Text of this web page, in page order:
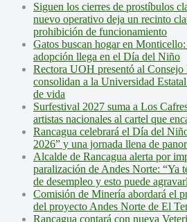
Siguen los cierres de prostíbulos
nuevo operativo deja un recinto
prohibición de funcionamiento
Gatos buscan hogar en
adopción llega en el Día del Niño
Rectora UOH presentó al Consejo
consolidan a la Universidad
de vida
Surfestival 2027 suma a Los
artistas nacionales al cartel que
Rancagua celebrará el Día del
2026” y una jornada llena de
Alcalde de Rancagua alerta por
paralización de Andes Norte: “Ya
de desempleo y esto puede
Comisión de Minería abordará el
del proyecto Andes Norte de El
Rancagua contará con nueva